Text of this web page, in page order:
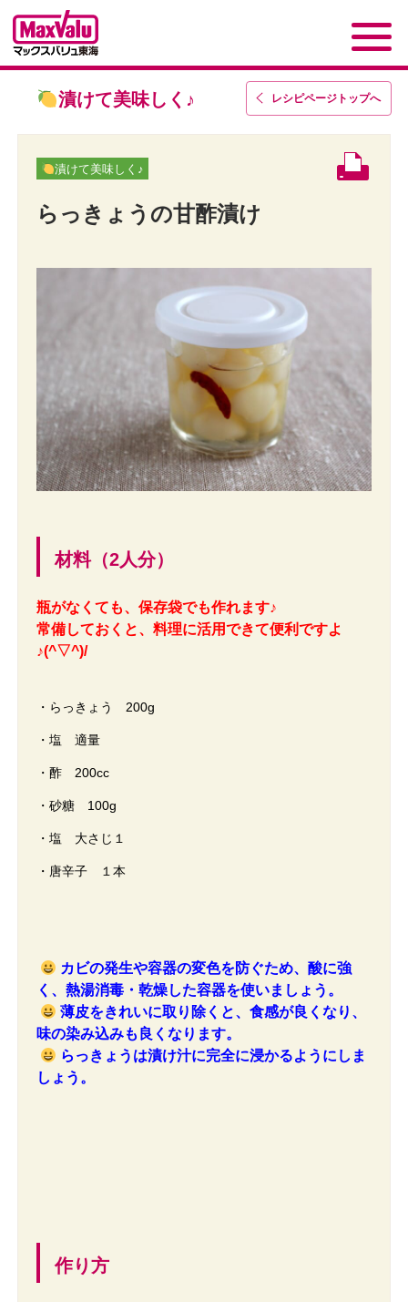
レシピページトップへ
漬けて美味しく♪
漬けて美味しく♪
らっきょうの甘酢漬け
材料（2人分）
瓶がなくても、保存袋でも作れます♪
常備しておくと、料理に活用できて便利ですよ
♪(^▽^)/
・らっきょう 200g
・塩 適量
・酢 200cc
・砂糖 100g
・塩 大さじ１
・唐辛子 １本
カビの発生や容器の変色を防ぐため、酸に強
く、熱湯消毒・乾燥した容器を使いましょう。
薄皮をきれいに取り除くと、食感が良くなり、
味の染み込みも良くなります。
らっきょうは漬け汁に完全に浸かるようにしま
しょう。
作り方